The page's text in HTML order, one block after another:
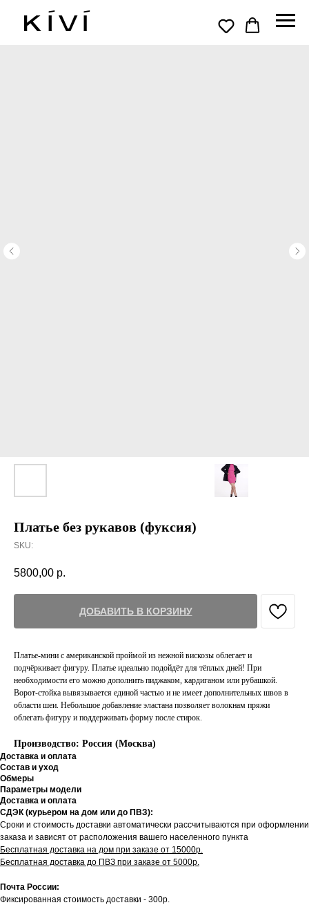
Платье без рукавов (фуксия)
SKU:
5800,00 р.
ДОБАВИТЬ В КОРЗИНУ
Платье-мини с американской проймой из нежной вискозы облегает и
подчёркивает фигуру. Платье идеально подойдёт для тёплых дней! При
необходимости его можно дополнить пиджаком, кардиганом или рубашкой.
Ворот-стойка вывязывается единой частью и не имеет дополнительных швов в
области шеи. Небольшое добавление эластана позволяет волокнам пряжи
облегать фигуру и поддерживать форму после стирок.
Производство: Россия (Москва)
Доставка и оплата
Состав и уход
Обмеры
Параметры модели
Доставка и оплата
СДЭК (курьером на дом или до ПВЗ):
Сроки и стоимость доставки автоматически рассчитываются при оформлении
заказа и зависят от расположения вашего населенного пункта
Бесплатная доставка на дом при заказе от 15000р.
Бесплатная доставка до ПВЗ при заказе от 5000р.
Почта России:
Фиксированная стоимость доставки - 300р.